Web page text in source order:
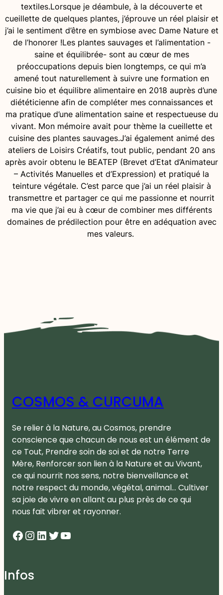
textiles.Lorsque je déambule, à la découverte et
cueillette de quelques plantes, j’éprouve un réel plaisir et
j’ai le sentiment d’être en symbiose avec Dame Nature et
de l’honorer !Les plantes sauvages et l’alimentation -
saine et équilibrée- sont au cœur de mes
préoccupations depuis bien longtemps, ce qui m’a
amené tout naturellement à suivre une formation en
cuisine bio et équilibre alimentaire en 2018 auprès d’une
diététicienne afin de compléter mes connaissances et
ma pratique d’une alimentation saine et respectueuse du
vivant. Mon mémoire avait pour thème la cueillette et
cuisine des plantes sauvages.J’ai également animé des
ateliers de Loisirs Créatifs, tout public, pendant 20 ans
après avoir obtenu le BEATEP (Brevet d’Etat d’Animateur
– Activités Manuelles et d’Expression) et pratiqué la
teinture végétale. C’est parce que j’ai un réel plaisir à
transmettre et partager ce qui me passionne et nourrit
ma vie que j’ai eu à cœur de combiner mes différents
domaines de prédilection pour être en adéquation avec
mes valeurs.
COSMOS & CURCUMA
Se relier à la Nature, au Cosmos, prendre
conscience que chacun de nous est un élément de
ce Tout, Prendre soin de soi et de notre Terre
Mère, Renforcer son lien à la Nature et au Vivant,
ce qui nourrit nos sens, notre bienveillance et
notre respect du monde, végétal, animal… Cultiver
sa joie de vivre en allant au plus près de ce qui
nous fait vibrer et rayonner.
Facebook InstagramLinkedIn Twitter YouTube
Infos